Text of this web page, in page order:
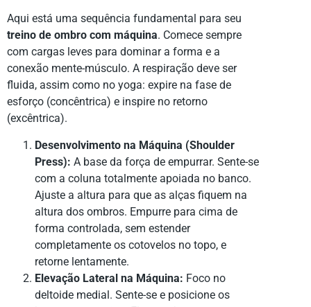
Aqui está uma sequência fundamental para seu
treino de ombro com máquina. Comece sempre
com cargas leves para dominar a forma e a
conexão mente-músculo. A respiração deve ser
fluida, assim como no yoga: expire na fase de
esforço (concêntrica) e inspire no retorno
(excêntrica).
Desenvolvimento na Máquina (Shoulder
Press): A base da força de empurrar. Sente-se
com a coluna totalmente apoiada no banco.
Ajuste a altura para que as alças fiquem na
altura dos ombros. Empurre para cima de
forma controlada, sem estender
completamente os cotovelos no topo, e
retorne lentamente.
Elevação Lateral na Máquina: Foco no
deltoide medial. Sente-se e posicione os